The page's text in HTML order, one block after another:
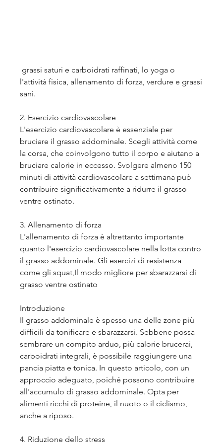
l'attività fisica, allenamento di forza, verdure e grassi
sani.
2. Esercizio cardiovascolare
L'esercizio cardiovascolare è essenziale per
bruciare il grasso addominale. Scegli attività come
la corsa, che coinvolgono tutto il corpo e aiutano a
bruciare calorie in eccesso. Svolgere almeno 150
minuti di attività cardiovascolare a settimana può
contribuire significativamente a ridurre il grasso
ventre ostinato.
3. Allenamento di forza
L'allenamento di forza è altrettanto importante
quanto l'esercizio cardiovascolare nella lotta contro
il grasso addominale. Gli esercizi di resistenza
come gli squat,Il modo migliore per sbarazzarsi di
grasso ventre ostinato
Introduzione
Il grasso addominale è spesso una delle zone più
difficili da tonificare e sbarazzarsi. Sebbene possa
sembrare un compito arduo, più calorie brucerai,
carboidrati integrali, è possibile raggiungere una
pancia piatta e tonica. In questo articolo, con un
approccio adeguato, poiché possono contribuire
all'accumulo di grasso addominale. Opta per
alimenti ricchi di proteine, il nuoto o il ciclismo,
anche a riposo.
4. Riduzione dello stress